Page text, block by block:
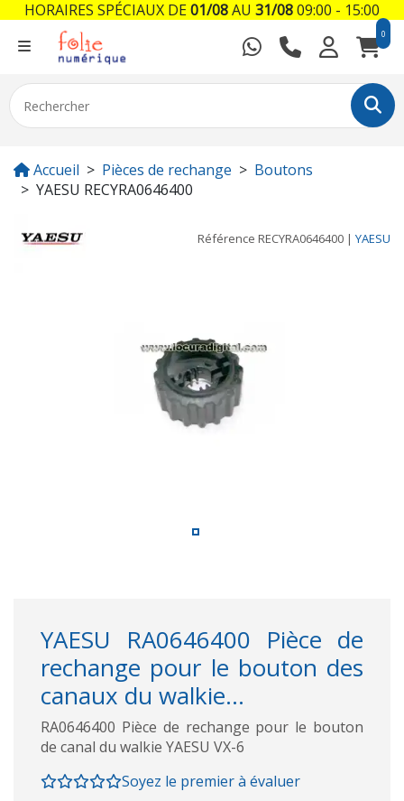
0
Accueil Pièces de rechange
Boutons
YAESU RECYRA0646400
Référence RECYRA0646400 | YAESU
YAESU RA0646400 Pièce de
rechange pour le bouton des
canaux du walkie...
RA0646400 Pièce de rechange pour le bouton
de canal du walkie YAESU VX-6
Soyez le premier à évaluer
HORAIRES SPÉCIAUX DE01/08AU 31/0809:00 - 15:00